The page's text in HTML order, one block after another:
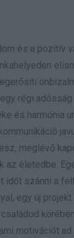
és a pozitív
régi
és harmónia
meglévő
az életedbe.
időt szánni a
egy új
motivációt